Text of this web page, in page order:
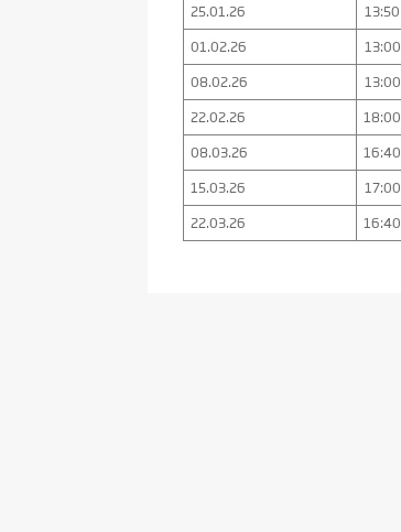
25.01.26
13:50
01.02.26
13:00
08.02.26
13:00
22.02.26
18:00
08.03.26
16:40
15.03.26
17:00
22.03.26
16:40